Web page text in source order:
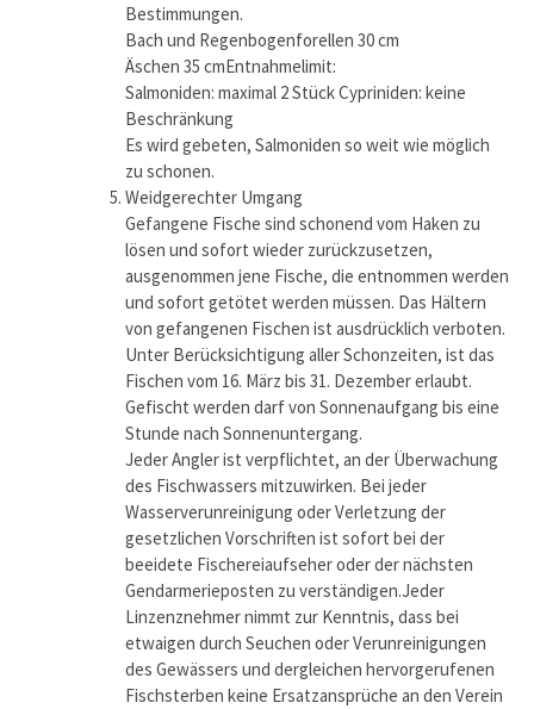
Bestimmungen.
Bach und Regenbogenforellen 30 cm
Äschen 35 cmEntnahmelimit:
Salmoniden: maximal 2 Stück Cypriniden: keine
Beschränkung
Es wird gebeten, Salmoniden so weit wie möglich
zu schonen.
Weidgerechter Umgang
Gefangene Fische sind schonend vom Haken zu
lösen und sofort wieder zurückzusetzen,
ausgenommen jene Fische, die entnommen werden
und sofort getötet werden müssen. Das Hältern
von gefangenen Fischen ist ausdrücklich verboten.
Unter Berücksichtigung aller Schonzeiten, ist das
Fischen vom 16. März bis 31. Dezember erlaubt.
Gefischt werden darf von Sonnenaufgang bis eine
Stunde nach Sonnenuntergang.
Jeder Angler ist verpflichtet, an der Überwachung
des Fischwassers mitzuwirken. Bei jeder
Wasserverunreinigung oder Verletzung der
gesetzlichen Vorschriften ist sofort bei der
beeidete Fischereiaufseher oder der nächsten
Gendarmerieposten zu verständigen.Jeder
Linzenznehmer nimmt zur Kenntnis, dass bei
etwaigen durch Seuchen oder Verunreinigungen
des Gewässers und dergleichen hervorgerufenen
Fischsterben keine Ersatzansprüche an den Verein